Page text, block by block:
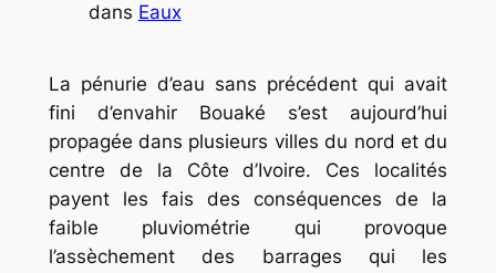
dans Eaux
La pénurie d’eau sans précédent qui avait
fini d’envahir Bouaké s’est aujourd’hui
propagée dans plusieurs villes du nord et du
centre de la Côte d’Ivoire. Ces localités
payent les fais des conséquences de la
faible pluviométrie qui provoque
l’assèchement des barrages qui les